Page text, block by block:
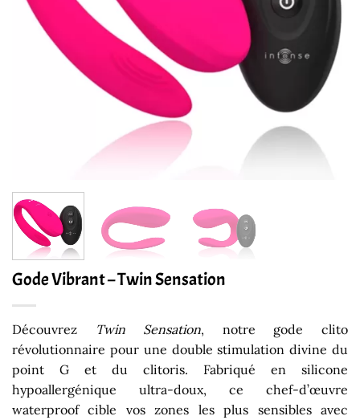
Gode Vibrant – Twin Sensation
Découvrez Twin Sensation, notre gode clito
révolutionnaire pour une double stimulation divine du
point G et du clitoris. Fabriqué en silicone
hypoallergénique ultra-doux, ce chef-d’œuvre
waterproof cible vos zones les plus sensibles avec